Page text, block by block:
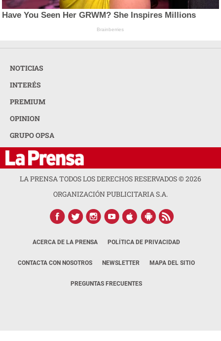
Have You Seen Her GRWM? She Inspires Millions
Brainberries
NOTICIAS
INTERÉS
PREMIUM
OPINION
GRUPO OPSA
LA PRENSA TODOS LOS DERECHOS RESERVADOS ©2026
ORGANIZACIÓN PUBLICITARIA S.A.
ACERCA DE LA PRENSA POLÍTICA DE PRIVACIDAD
CONTACTA CON NOSOTROS NEWSLETTER MAPA DEL SITIO
PREGUNTAS FRECUENTES